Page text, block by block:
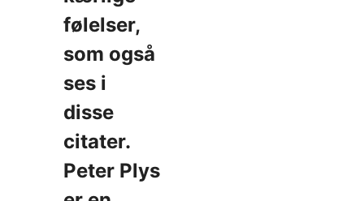
følelser,
som også
ses i
disse
citater.
Peter Plys